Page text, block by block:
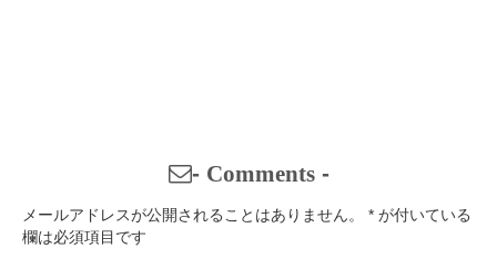
- Comments-
メールアドレスが公開されることはありません。 * が付いている
欄は必須項目です